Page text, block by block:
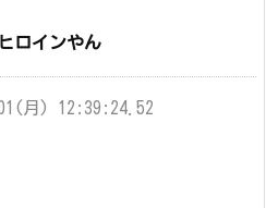
ロインやん
月) 12:39:24.52